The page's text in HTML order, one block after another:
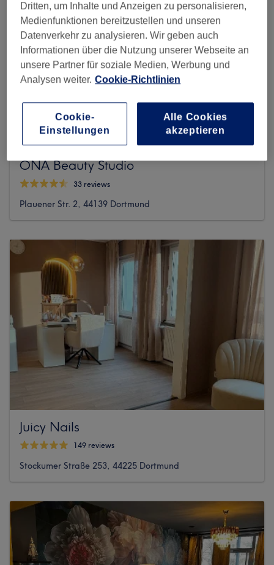
ONA Beauty Studio
33 reviews
Plauener Str. 2, 44139 Dortmund
Juicy Nails
149 reviews
Stockumer Straße 253, 44225 Dortmund
Dritten, um Inhalte und Anzeigen zu personalisieren,
Medienfunktionen bereitzustellen und unseren
Datenverkehr zu analysieren. Wir geben auch
Informationen über die Nutzung unserer Webseite an
unsere Partner für soziale Medien, Werbung und
Analysen weiter. Cookie-Richtlinien
Cookie-
Einstellungen
Alle Cookies
akzeptieren